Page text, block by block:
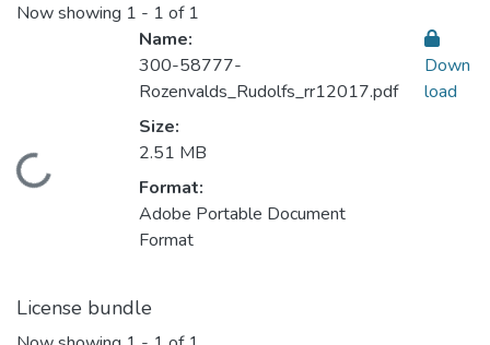
Now showing 1 - 1 of 1
Loading...
Name:
300-58777-
Rozenvalds_Rudolfs_rr12017.pdf
Size:
2.51 MB
Format:
Adobe Portable Document
Format
Down
load
License bundle